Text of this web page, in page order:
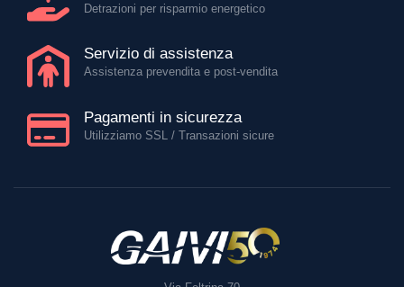
Detrazioni per risparmio energetico
Servizio di assistenza
Assistenza prevendita e post-vendita
Pagamenti in sicurezza
Utilizziamo SSL / Transazioni sicure